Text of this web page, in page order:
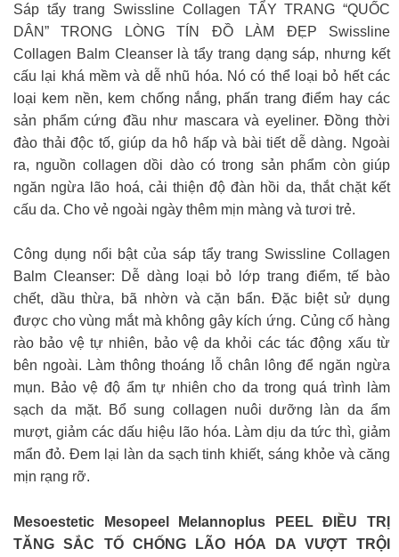
Sáp tẩy trang Swissline Collagen TẨY TRANG “QUỐC
DÂN” TRONG LÒNG TÍN ĐỒ LÀM ĐẸP Swissline
Collagen Balm Cleanser là tẩy trang dạng sáp, nhưng kết
cấu lại khá mềm và dễ nhũ hóa. Nó có thể loại bỏ hết các
loại kem nền, kem chống nắng, phấn trang điểm hay các
sản phẩm cứng đầu như mascara và eyeliner. Đồng thời
đào thải độc tố, giúp da hô hấp và bài tiết dễ dàng. Ngoài
ra, nguồn collagen dồi dào có trong sản phẩm còn giúp
ngăn ngừa lão hoá, cải thiện độ đàn hồi da, thắt chặt kết
cấu da. Cho vẻ ngoài ngày thêm mịn màng và tươi trẻ.
Công dụng nổi bật của sáp tẩy trang Swissline Collagen
Balm Cleanser: Dễ dàng loại bỏ lớp trang điểm, tế bào
chết, dầu thừa, bã nhờn và cặn bẩn. Đặc biệt sử dụng
được cho vùng mắt mà không gây kích ứng. Củng cố hàng
rào bảo vệ tự nhiên, bảo vệ da khỏi các tác động xấu từ
bên ngoài. Làm thông thoáng lỗ chân lông để ngăn ngừa
mụn. Bảo vệ độ ẩm tự nhiên cho da trong quá trình làm
sạch da mặt. Bổ sung collagen nuôi dưỡng làn da ẩm
mượt, giảm các dấu hiệu lão hóa. Làm dịu da tức thì, giảm
mẩn đỏ. Đem lại làn da sạch tinh khiết, sáng khỏe và căng
mịn rạng rỡ.
Mesoestetic Mesopeel Melannoplus
PEEL ĐIỀU TRỊ
TĂNG SẮC TỐ CHỐNG LÃO HÓA DA VƯỢT TRỘI